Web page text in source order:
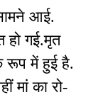
आई.
हो गई.मृत
रूप में हुई है.
मां का रो-